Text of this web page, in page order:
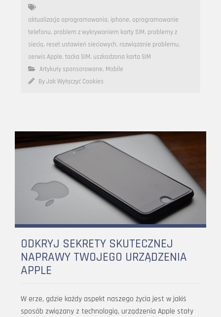
aktualizacja oprogramowania, iphone, oprogramowanie
telefonu, problem z wykrywaniem karty SIM, problemy z
siecią, reset ustawień sieciowych, rozwiązanie problemu,
serwis Apple, tacka SIM, uszkodzona karta SIM
Artykuły sponsorowane, Mobile
By Jak Wyłączyć Cookies
ODKRYJ SEKRETY SKUTECZNEJ
NAPRAWY TWOJEGO URZĄDZENIA
APPLE
W erze, gdzie każdy aspekt naszego życia jest w jakiś
sposób związany z technologią, urządzenia Apple stały